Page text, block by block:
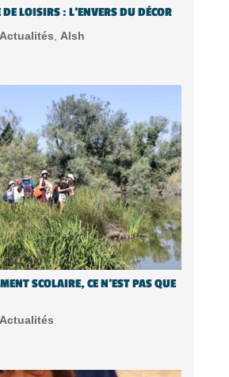
DE LOISIRS : L’ENVERS DU DÉCOR
Actualités, Alsh
SCOLAIRE, CE N’EST PAS QUE
Actualités